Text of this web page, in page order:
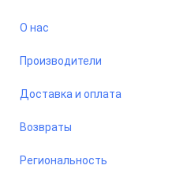
О нас
Производители
Доставка и оплата
Возвраты
Региональность